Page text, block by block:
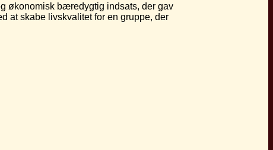
økonomisk bæredygtig indsats, der gav
at skabe livskvalitet for en gruppe, der